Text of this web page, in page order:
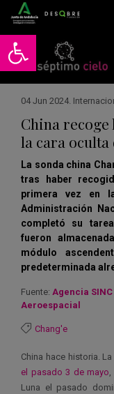
Abrir barra de
04 Jun 2024.
China
la cara oculta
La sonda china
tras haber
primera vez en
Administración
completó su
fueron
módulo
predeterminada
Fuente: Agencia
Aeroespacial
Chang'e
China hace historia.
el pasado 3 de mayo,
Luna el pasado